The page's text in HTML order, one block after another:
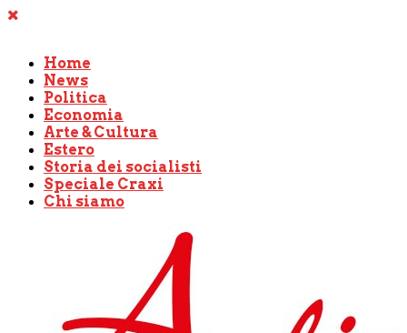
Home
News
Politica
Economia
Arte & Cultura
Estero
Storia dei socialisti
Speciale Craxi
Chi siamo